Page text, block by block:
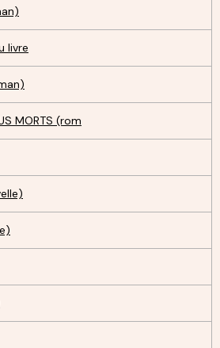
livre
MORTS (rom